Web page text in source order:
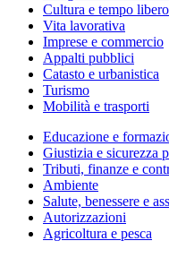
Cultura e tempo libero
Vita lavorativa
Imprese e commercio
Appalti pubblici
Catasto e urbanistica
Turismo
Mobilità e trasporti
Educazione e
Giustizia e sicurezza
Tributi, finanze e
Ambiente
Salute, benessere e
Autorizzazioni
Agricoltura e pesca